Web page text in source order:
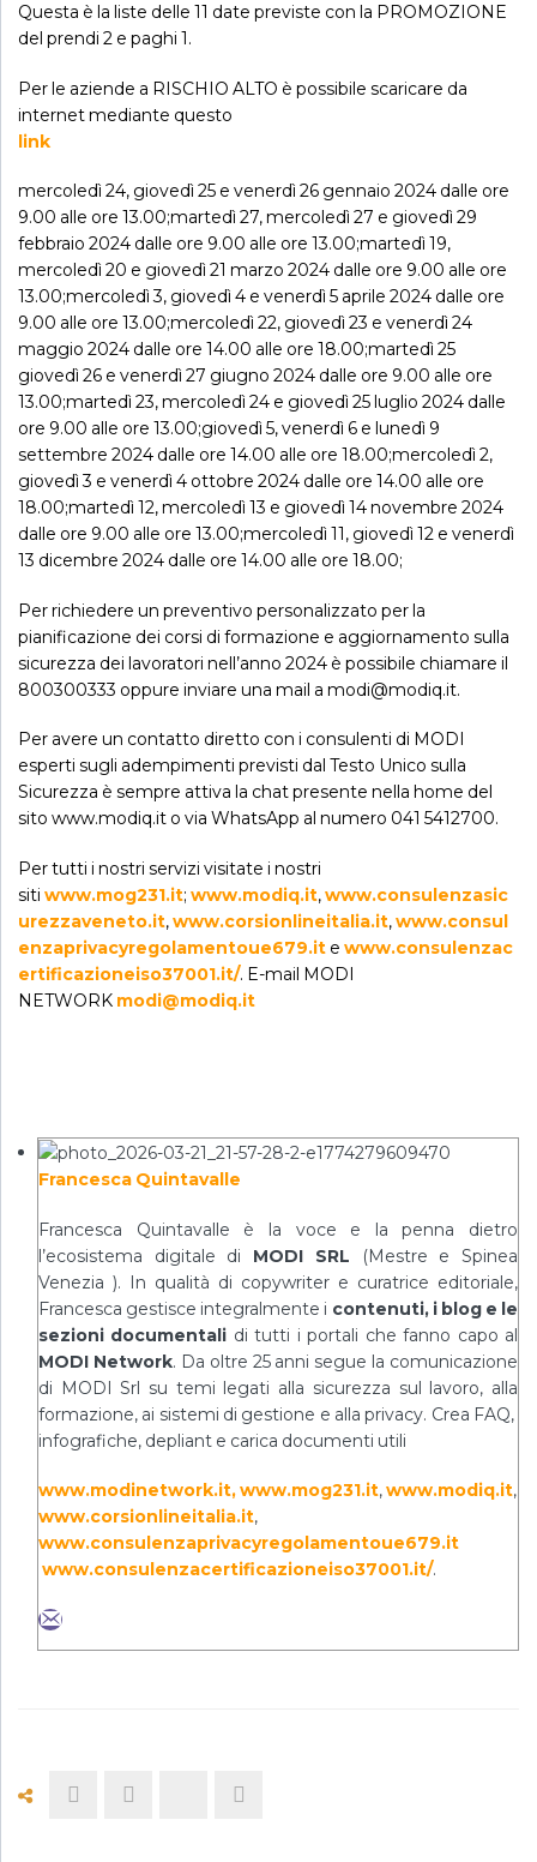
Questa è la liste delle 11 date previste con la PROMOZIONE
del prendi 2 e paghi 1.
Per le aziende a RISCHIO ALTO è possibile scaricare da
internet mediante questo
link
mercoledì 24, giovedì 25 e venerdì 26 gennaio 2024 dalle ore
9.00 alle ore 13.00;martedì 27, mercoledì 27 e giovedì 29
febbraio 2024 dalle ore 9.00 alle ore 13.00;martedì 19,
mercoledì 20 e giovedì 21 marzo 2024 dalle ore 9.00 alle ore
13.00;mercoledì 3, giovedì 4 e venerdì 5 aprile 2024 dalle ore
9.00 alle ore 13.00;mercoledì 22, giovedì 23 e venerdì 24
maggio 2024 dalle ore 14.00 alle ore 18.00;martedì 25
giovedì 26 e venerdì 27 giugno 2024 dalle ore 9.00 alle ore
13.00;martedì 23, mercoledì 24 e giovedì 25 luglio 2024 dalle
ore 9.00 alle ore 13.00;giovedì 5, venerdì 6 e lunedì 9
settembre 2024 dalle ore 14.00 alle ore 18.00;mercoledì 2,
giovedì 3 e venerdì 4 ottobre 2024 dalle ore 14.00 alle ore
18.00;martedì 12, mercoledì 13 e giovedì 14 novembre 2024
dalle ore 9.00 alle ore 13.00;mercoledì 11, giovedì 12 e venerdì
13 dicembre 2024 dalle ore 14.00 alle ore 18.00;
Per richiedere un preventivo personalizzato per la
pianificazione dei corsi di formazione e aggiornamento sulla
sicurezza dei lavoratori nell’anno 2024 è possibile chiamare il
800300333 oppure inviare una mail a modi@modiq.it.
Per avere un contatto diretto con i consulenti di MODI
esperti sugli adempimenti previsti dal Testo Unico sulla
Sicurezza è sempre attiva la chat presente nella home del
sito www.modiq.it o via WhatsApp al numero 041 5412700.
Per tutti i nostri servizi visitate i nostri
siti www.mog231.it; www.modiq.it,www.consulenzasic
urezzaveneto.it,www.corsionlineitalia.it,www.consul
enzaprivacyregolamentoue679.it e www.consulenzac
ertificazioneiso37001.it/. E-mail MODI
NETWORK modi@modiq.it
Francesca Quintavalle
Francesca Quintavalle è la voce e la penna dietro
l’ecosistema digitale di MODI SRL (Mestre e Spinea
Venezia ). In qualità di copywriter e curatrice editoriale,
Francesca gestisce integralmente i contenuti, i blog e le
sezioni documentali di tutti i portali che fanno capo al
MODI Network. Da oltre 25 anni segue la comunicazione
di MODI Srl su temi legati alla sicurezza sul lavoro, alla
formazione, ai sistemi di gestione e alla privacy. Crea FAQ,
infografiche, depliant e carica documenti utili
www.modinetwork.it, www.mog231.it,www.modiq.it,
www.corsionlineitalia.it,
www.consulenzaprivacyregolamentoue679.it
www.consulenzacertificazioneiso37001.it/.